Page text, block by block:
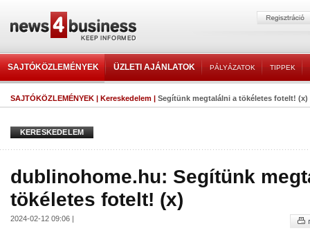
SAJTÓKÖZLEMÉNYEK ÜZLETI AJÁNLATOK PÁLYÁZATOK TIPPEK
SAJTÓKÖZLEMÉNYEK | Kereskedelem | Segítünk megtalálni a tökéletes fotelt! (x)
KERESKEDELEM
dublinohome.hu: Segítünk
tökéletes fotelt! (x)
2024-02-12 09:06 |